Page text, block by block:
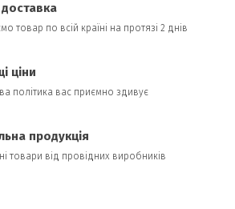
товар по всій країні на протязі 2 днів
ціни
політика вас приємно здивує
продукція
товари від провідних виробників